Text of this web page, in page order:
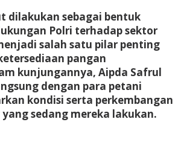
dilakukan sebagai bentuk
Polri terhadap sektor
salah satu pilar penting
pangan
kunjungannya, Aipda Safrul
dengan para petani
kondisi serta perkembangan
sedang mereka lakukan.